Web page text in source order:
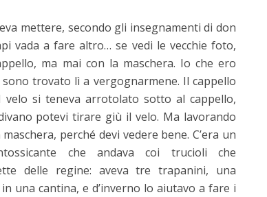
mettere, secondo gli insegnamenti di don
vada a fare altro… se vedi le vecchie foto,
ma mai con la maschera. Io che ero
trovato lì a vergognarmene. Il cappello
si teneva arrotolato sotto al cappello,
potevi tirare giù il velo. Ma lavorando
perché devi vedere bene. C’era un
che andava coi trucioli che
delle regine: aveva tre trapanini, una
una cantina, e d’inverno lo aiutavo a fare i